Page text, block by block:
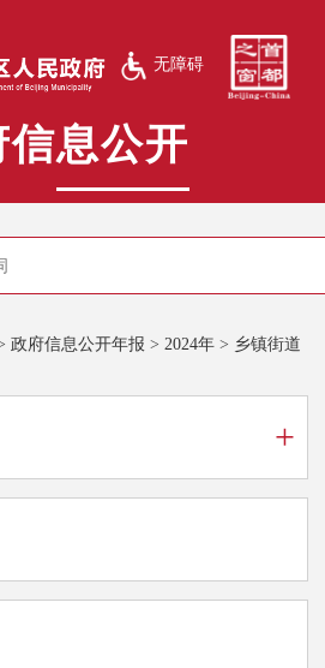
无障碍
信息公开
政府信息公开年报 > 2024年 > 乡镇街道
+